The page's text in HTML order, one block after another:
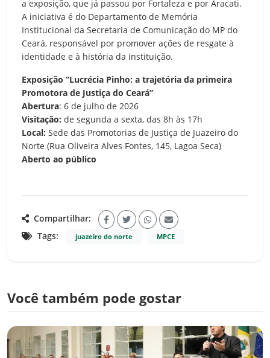
a exposição, que já passou por Fortaleza e por Aracati.
A iniciativa é do Departamento de Memória
Institucional da Secretaria de Comunicação do MP do
Ceará, responsável por promover ações de resgate à
identidade e à história da instituição.
Exposição “Lucrécia Pinho: a trajetória da primeira
Promotora de Justiça do Ceará”
Abertura: 6 de julho de 2026
Visitação: de segunda a sexta, das 8h às 17h
Local: Sede das Promotorias de Justiça de Juazeiro do
Norte (Rua Oliveira Alves Fontes, 145, Lagoa Seca)
Aberto ao público
Compartilhar:
Tags:
juazeiro do norte MPCE
Você também pode gostar